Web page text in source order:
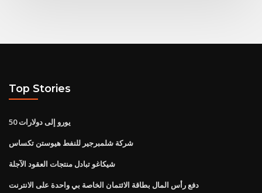
Top Stories
50 يورو إلى دولارات
شركة شلمبرجير للنفط هيوستن تكساس
شيكاغو تبادل منتجات العقود الآجلة
دفع رأس المال بطاقة الائتمان الخاصة بي واحدة على الانترنت